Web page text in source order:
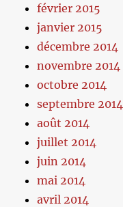
février 2015
janvier 2015
décembre 2014
novembre 2014
octobre 2014
septembre 2014
août 2014
juillet 2014
juin 2014
mai 2014
avril 2014